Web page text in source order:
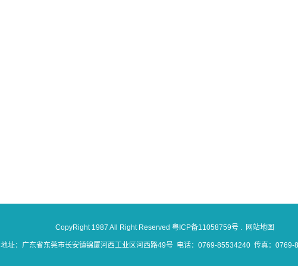
CopyRight 1987 All Right Reserved 粤ICP备11058759号 . 网站地图
地址：广东省东莞市长安镇锦厦河西工业区河西路49号 电话：0769-85534240 传真：0769-